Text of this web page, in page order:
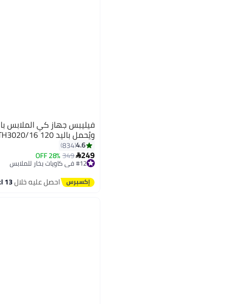
ويُحمل باليد 120 ml 1090 W STH3020/16 أبيض
4.6
834
249
349
28% OFF #12 في كاويات بخار للملابس
توصيل مجاني
#12 في كاويات بخار للملابس احصل عليه خلال13 اغسطس